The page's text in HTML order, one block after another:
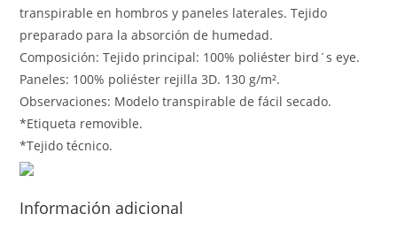
transpirable en hombros y paneles laterales. Tejido
preparado para la absorción de humedad.
Composición: Tejido principal: 100% poliéster bird´s eye.
Paneles: 100% poliéster rejilla 3D. 130 g/m².
Observaciones: Modelo transpirable de fácil secado.
*Etiqueta removible.
*Tejido técnico.
Información adicional